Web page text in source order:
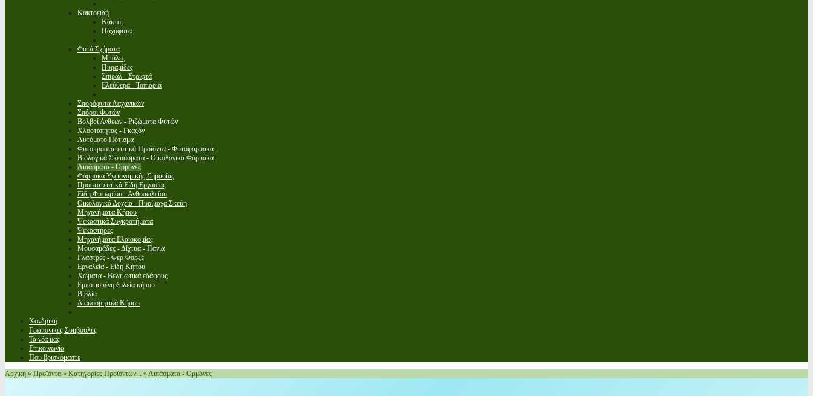
Κακτοειδή
Κάκτοι
Παχύφυτα
Φυτά Σχήματα
Μπάλες
Πυραμίδες
Σπιράλ - Στριφτά
Ελεύθερα - Τοπιάρια
Σπορόφυτα Λαχανικών
Σπόροι Φυτών
Βολβοί Ανθεων - Ριζώματα Φυτών
Χλοοτάπητας - Γκαζόν
Αυτόματο Πότισμα
Φυτοπροστατευτικά Προϊόντα - Φυτοφάρμακα
Βιολογικά Σκευάσματα - Οικολογικά Φάρμακα
Λιπάσματα - Ορμόνες
Φάρμακα Υγειονομικής Σημασίας
Προστατευτικά Είδη Εργασίας
Είδη Φυτωρίου - Ανθοπωλείου
Οικολογικά Δοχεία - Πυρίμαχα Σκεύη
Μηχανήματα Κήπου
Ψεκαστικά Συγκροτήματα
Ψεκαστήρες
Μηχανήματα Ελαιοκομίας
Μουσαμάδες - Δίχτυα - Πανιά
Γλάστρες - Φερ Φορζέ
Εργαλεία - Είδη Κήπου
Χώματα - Βελτιωτικά εδάφους
Εμποτισμένη ξυλεία κήπου
Βιβλία
Διακοσμητικά Κήπου
Χονδρική
Γεωπονικές Συμβουλές
Τα νέα μας
Επικοινωνία
Που βρισκόμαστε
Αρχική » Προϊόντα » Κατηγορίες Προϊόντων... »Λιπάσματα - Ορμόνες